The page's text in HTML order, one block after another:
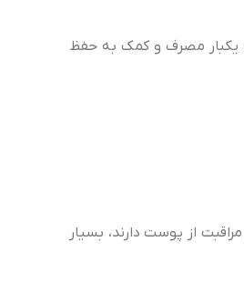
یکبار مصرف و کمک به حفظ
از پوست دارند، بسیار